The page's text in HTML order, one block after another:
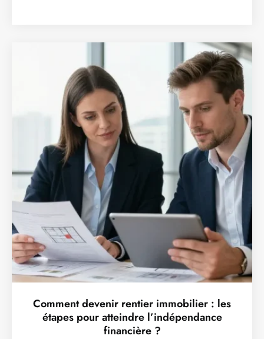
Comment devenir rentier immobilier : les
étapes pour atteindre l’indépendance
financière ?